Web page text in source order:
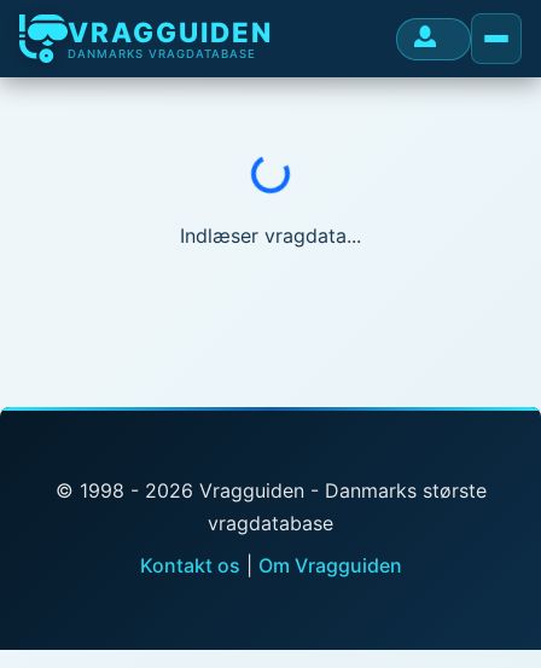
VRAGGUIDEN
DANMARKS VRAGDATABASE
Indlæser...
Indlæser vragdata...
© 1998 - 2026 Vragguiden - Danmarks største
vragdatabase
Kontakt os
Om Vragguiden